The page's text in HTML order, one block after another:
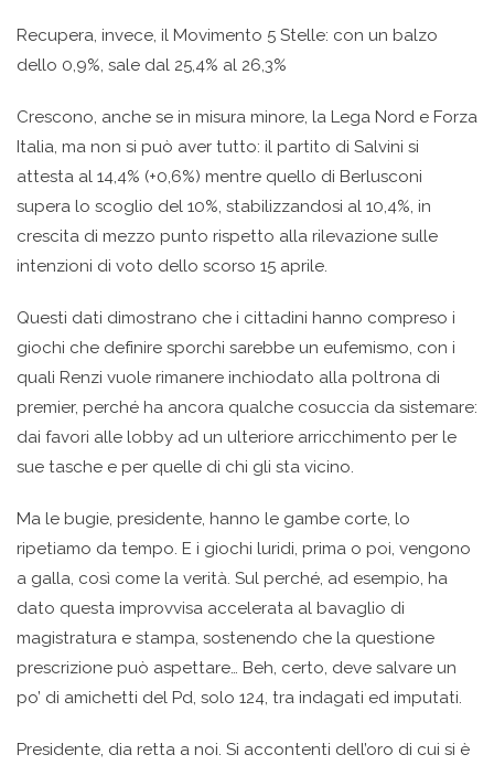
Recupera, invece, il Movimento 5 Stelle: con un balzo
dello 0,9%, sale dal 25,4% al 26,3%
Crescono, anche se in misura minore, la Lega Nord e Forza
Italia, ma non si può aver tutto: il partito di Salvini si
attesta al 14,4% (+0,6%) mentre quello di Berlusconi
supera lo scoglio del 10%, stabilizzandosi al 10,4%, in
crescita di mezzo punto rispetto alla rilevazione sulle
intenzioni di voto dello scorso 15 aprile.
Questi dati dimostrano che i cittadini hanno compreso i
giochi che definire sporchi sarebbe un eufemismo, con i
quali Renzi vuole rimanere inchiodato alla poltrona di
premier, perché ha ancora qualche cosuccia da sistemare:
dai favori alle lobby ad un ulteriore arricchimento per le
sue tasche e per quelle di chi gli sta vicino.
Ma le bugie, presidente, hanno le gambe corte, lo
ripetiamo da tempo. E i giochi luridi, prima o poi, vengono
a galla, così come la verità. Sul perché, ad esempio, ha
dato questa improvvisa accelerata al bavaglio di
magistratura e stampa, sostenendo che la questione
prescrizione può aspettare… Beh, certo, deve salvare un
po’ di amichetti del Pd, solo 124, tra indagati ed imputati.
Presidente, dia retta a noi. Si accontenti dell’oro di cui si è